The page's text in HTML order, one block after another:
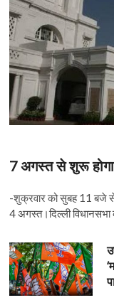
7 अगस्त से शुरू होगा
-शुक्रवार को सुबह 11 बजे से
4 अगस्त।दिल्ली